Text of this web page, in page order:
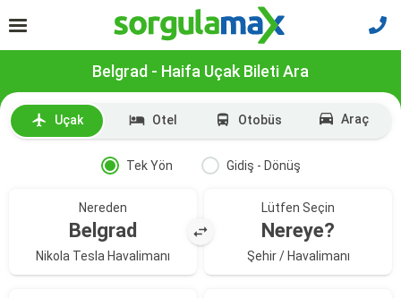
Belgrad - Haifa Uçak Bileti Ara
Uçak Otel Otobüs Araç
Tek Yön Gidiş - Dönüş
Nereden
Belgrad
Nikola Tesla Havalimanı
Lütfen Seçin
Nereye?
Şehir / Havalimanı